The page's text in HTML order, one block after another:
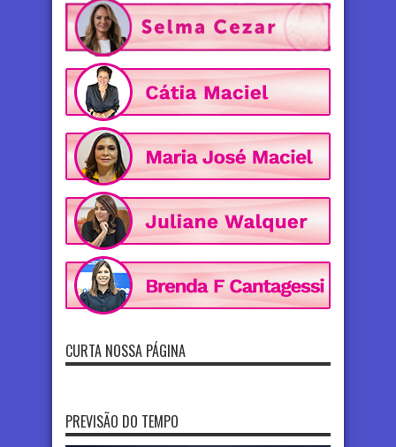
CURTA NOSSA PÁGINA
PREVISÃO DO TEMPO